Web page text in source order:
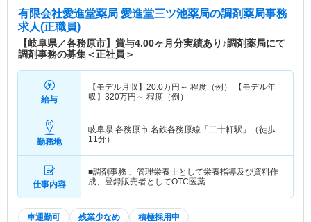
有限会社愛進堂薬局 愛進堂三ツ池薬局の調剤薬局事務
求人(正職員)
【岐阜県／各務原市】賞与4.00ヶ月分実績あり♪調剤薬局にて
調剤事務の募集＜正社員＞
給与
【モデル月収】 20.0万円～ 程度（例） 【モデル年
収】 320万円～ 程度（例）
勤務地
岐阜県 各務原市 名鉄各務原線「二十軒駅」（徒歩
11分）
仕事内容
■調剤事務 、管理栄養士として栄養指導及び資料作
成、登録販売者としてOTC医薬…
車通勤可 残業少なめ 積極採用中